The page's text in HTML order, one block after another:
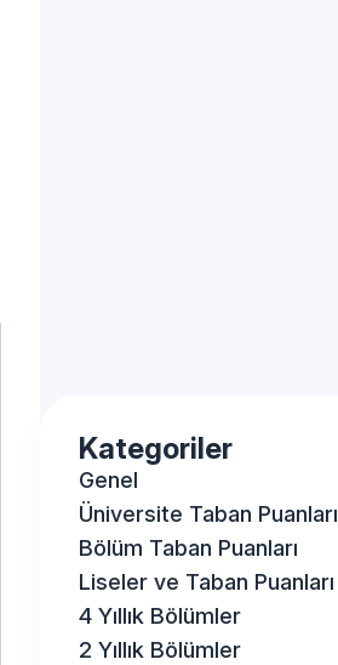
Kategoriler
Genel
Üniversite Taban Puanları
Bölüm Taban Puanları
Liseler ve Taban Puanları
4 Yıllık Bölümler
2 Yıllık Bölümler